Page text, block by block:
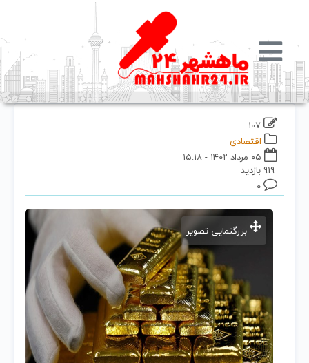
اقتصادی
919 بازدید
۰
بزرگنمایی تصویر